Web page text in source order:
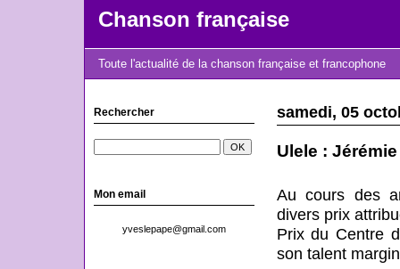
Chanson française
Toute l'actualité de la chanson française et francophone
Rechercher
Mon email
yveslepape@gmail.com
samedi, 05
Ulele :
Au cours des
divers prix
Prix du Centre
son talent